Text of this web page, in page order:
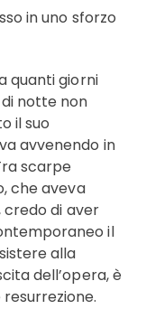
in uno sforzo
quanti giorni
notte non
il suo
avvenendo in
scarpe
che aveva
credo di aver
il
alla
dell’opera, è